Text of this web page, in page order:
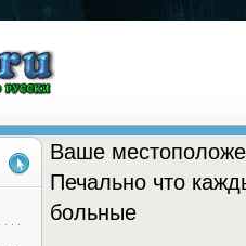
Ваше
Печально что
больные